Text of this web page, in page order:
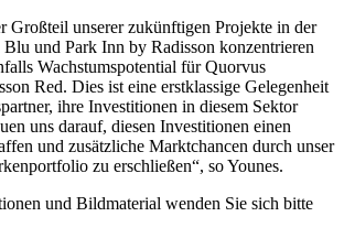
Großteil unserer zukünftigen Projekte in der
und Park Inn by Radisson konzentrieren
Wachstumspotential für Quorvus
Red. Dies ist eine erstklassige Gelegenheit
ihre Investitionen in diesem Sektor
uns darauf, diesen Investitionen einen
und zusätzliche Marktchancen durch unser
zu erschließen“, so Younes.
und Bildmaterial wenden Sie sich bitte